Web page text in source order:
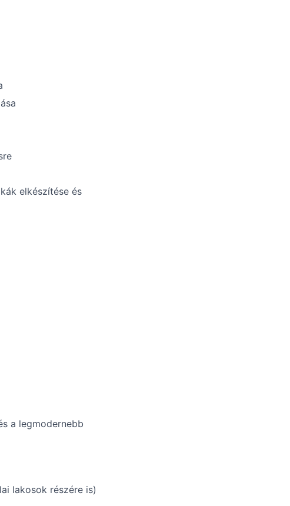
elkészítése és
a legmodernebb
lakosok részére is)